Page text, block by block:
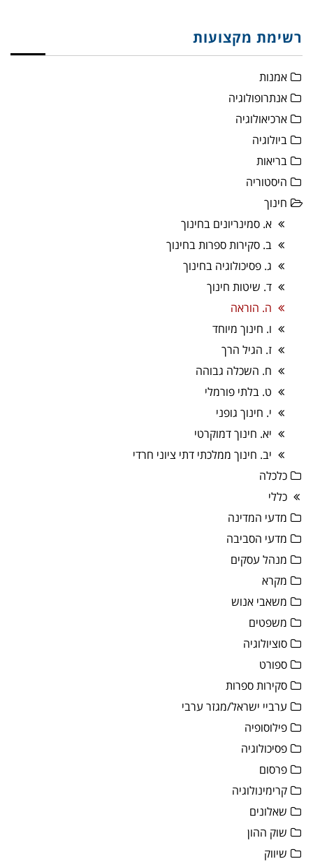
רשימת מקצועות
אמנות
אנתרופולוגיה
ארכיאולוגיה
ביולוגיה
בריאות
היסטוריה
חינוך
א. סמינריונים בחינוך
ב. סקירות ספרות בחינוך
ג. פסיכולוגיה בחינוך
ד. שיטות חינוך
ה. הוראה
ו. חינוך מיוחד
ז. הגיל הרך
ח. השכלה גבוהה
ט. בלתי פורמלי
י. חינוך גופני
יא. חינוך דמוקרטי
יב. חינוך ממלכתי דתי ציוני חרדי
כלכלה
כללי
מדעי המדינה
מדעי הסביבה
מנהל עסקים
מקרא
משאבי אנוש
משפטים
סוציולוגיה
ספורט
סקירות ספרות
ערביי ישראל/מגזר ערבי
פילוסופיה
פסיכולוגיה
פרסום
קרימינולוגיה
שאלונים
שוק ההון
שיווק